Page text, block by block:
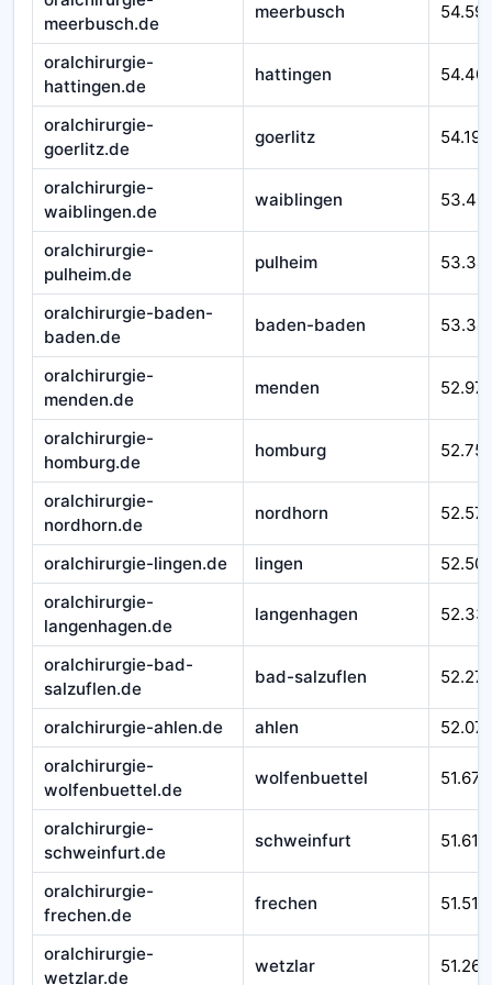
meerbusch.de
meerbusch
oralchirurgie-
hattingen.de
hattingen
oralchirurgie-
goerlitz.de
goerlitz 54.193
oralchirurgie-
waiblingen.de
waiblingen
oralchirurgie-
pulheim.de
pulheim
oralchirurgie-baden-
baden.de
baden-baden
oralchirurgie-
menden.de
menden
oralchirurgie-
homburg.de
homburg
oralchirurgie-
nordhorn.de
nordhorn
oralchirurgie-lingen.de lingen
oralchirurgie-
langenhagen.de
langenhagen
oralchirurgie-bad-
salzuflen.de
bad-salzuflen
oralchirurgie-ahlen.de ahlen
oralchirurgie-
wolfenbuettel.de
wolfenbuettel 51.670
oralchirurgie-
schweinfurt.de
schweinfurt 51.610
oralchirurgie-
frechen.de
frechen 51.510
oralchirurgie-
wetzlar.de
wetzlar 51.262